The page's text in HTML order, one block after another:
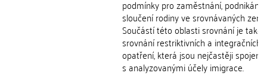
podmínky pro zaměstnání, podnikání
sloučení rodiny ve srovnávaných
Součástí této oblasti srovnání je také
srovnání restriktivních a integračních
opatření, která jsou nejčastěji
s analyzovanými účely imigrace.